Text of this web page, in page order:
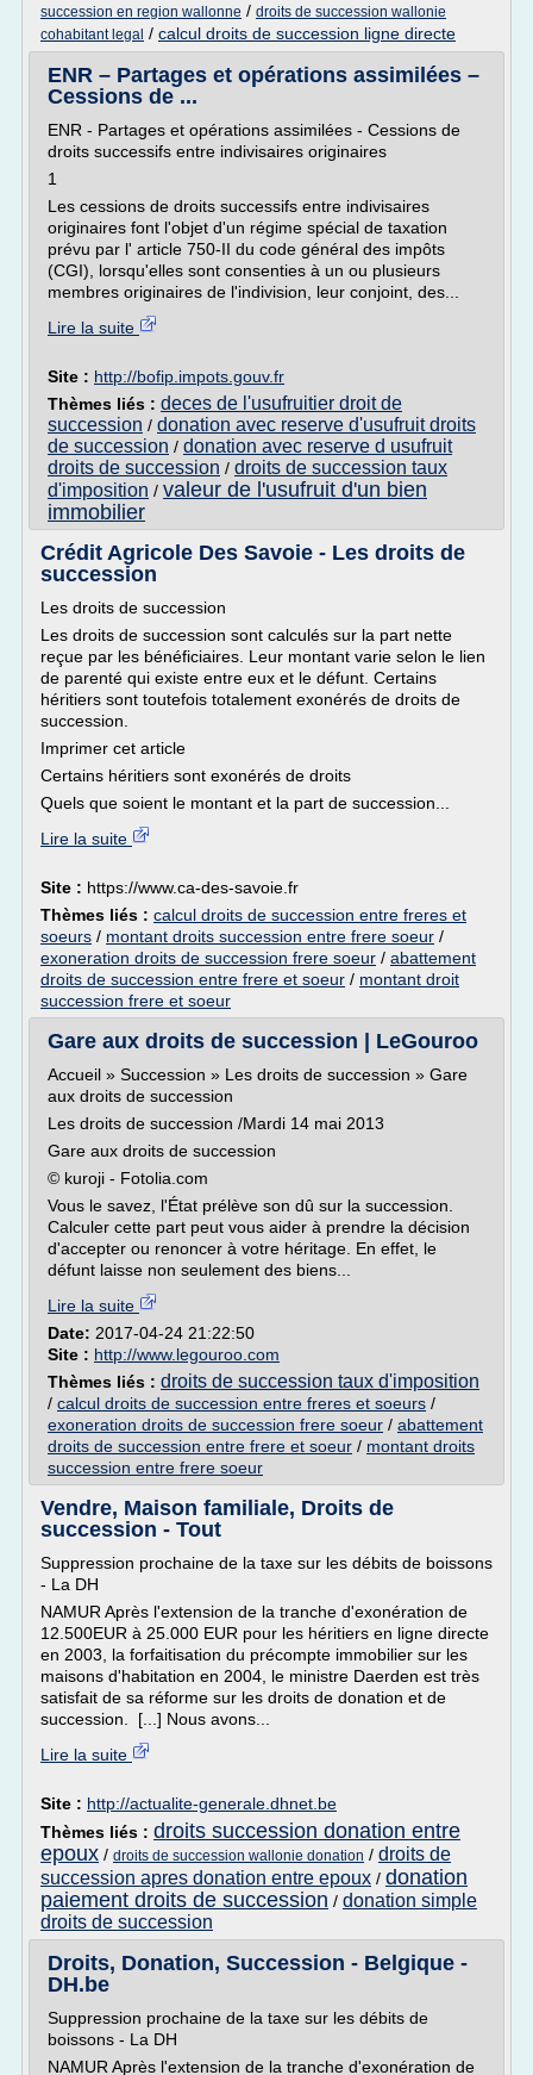
succession en region wallonne / droits de succession wallonie
cohabitant legal / calcul droits de succession ligne directe
ENR – Partages et opérations assimilées –
Cessions de ...
ENR - Partages et opérations assimilées - Cessions de
droits successifs entre indivisaires originaires
1
Les cessions de droits successifs entre indivisaires
originaires font l'objet d'un régime spécial de taxation
prévu par l' article 750-II du code général des impôts
(CGI), lorsqu'elles sont consenties à un ou plusieurs
membres originaires de l'indivision, leur conjoint, des...
Lire la suite
Site : http://bofip.impots.gouv.fr
Thèmes liés : deces de l'usufruitier droit de
succession / donation avec reserve d'usufruit droits
de succession / donation avec reserve d usufruit
droits de succession / droits de succession taux
d'imposition / valeur de l'usufruit d'un bien
immobilier
Crédit Agricole Des Savoie - Les droits de
succession
Les droits de succession
Les droits de succession sont calculés sur la part nette
reçue par les bénéficiaires. Leur montant varie selon le lien
de parenté qui existe entre eux et le défunt. Certains
héritiers sont toutefois totalement exonérés de droits de
succession.
Imprimer cet article
Certains héritiers sont exonérés de droits
Quels que soient le montant et la part de succession...
Lire la suite
Site : https://www.ca-des-savoie.fr
Thèmes liés : calcul droits de succession entre freres et
soeurs / montant droits succession entre frere soeur /
exoneration droits de succession frere soeur / abattement
droits de succession entre frere et soeur / montant droit
succession frere et soeur
Gare aux droits de succession | LeGouroo
Accueil » Succession » Les droits de succession » Gare
aux droits de succession
Les droits de succession /Mardi 14 mai 2013
Gare aux droits de succession
© kuroji - Fotolia.com
Vous le savez, l'État prélève son dû sur la succession.
Calculer cette part peut vous aider à prendre la décision
d'accepter ou renoncer à votre héritage. En effet, le
défunt laisse non seulement des biens...
Lire la suite
Date: 2017-04-24 21:22:50
Site : http://www.legouroo.com
Thèmes liés : droits de succession taux d'imposition
/ calcul droits de succession entre freres et soeurs /
exoneration droits de succession frere soeur / abattement
droits de succession entre frere et soeur / montant droits
succession entre frere soeur
Vendre, Maison familiale, Droits de
succession - Tout
Suppression prochaine de la taxe sur les débits de boissons
- La DH
NAMUR Après l'extension de la tranche d'exonération de
12.500EUR à 25.000 EUR pour les héritiers en ligne directe
en 2003, la forfaitisation du précompte immobilier sur les
maisons d'habitation en 2004, le ministre Daerden est très
satisfait de sa réforme sur les droits de donation et de
succession. [...] Nous avons...
Lire la suite
Site : http://actualite-generale.dhnet.be
Thèmes liés : droits succession donation entre
epoux / droits de succession wallonie donation / droits de
succession apres donation entre epoux / donation
paiement droits de succession / donation simple
droits de succession
Droits, Donation, Succession - Belgique -
DH.be
Suppression prochaine de la taxe sur les débits de
boissons - La DH
NAMUR Après l'extension de la tranche d'exonération de